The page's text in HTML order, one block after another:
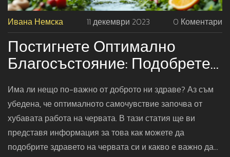
Ивана Немска 11 декември 2023 0 Коментари
Постигнете Оптимално
Благосъстояние: Подобрете
Здравето На Червата Си
Има ли нещо по-важно от доброто ни здраве? Аз съм
убедена, че оптималното самочувствие започва от
хубавата работа на червата. В тази статия ще ви
представя информация за това как можете да
подобрите здравето на червата си и какво е важно да